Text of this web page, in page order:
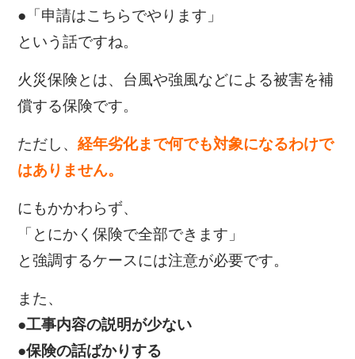
●「申請はこちらでやります」
という話ですね。
火災保険とは、台風や強風などによる被害を補
償する保険です。
ただし、経年劣化まで何でも対象になるわけで
はありません。
にもかかわらず、
「とにかく保険で全部できます」
と強調するケースには注意が必要です。
また、
●工事内容の説明が少ない
●保険の話ばかりする